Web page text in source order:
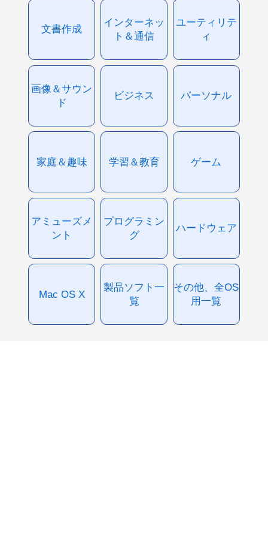
文書作成
インターネッ
ト＆通信
ユーティリテ
ィ
画像＆サウン
ド
ビジネス パーソナル
家庭＆趣味 学習＆教育 ゲーム
アミューズメ
ント
プログラミン
グ
ハードウェア
Mac OS X
製品ソフト一
覧
その他、全OS
用一覧